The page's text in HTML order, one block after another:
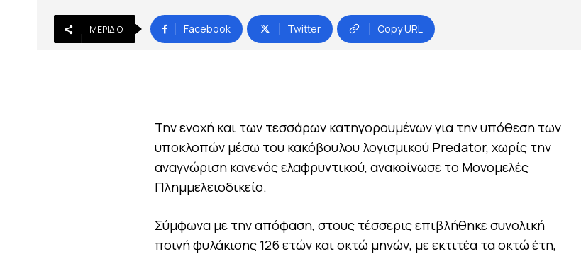
ΜΕΡΊΔΙΟ Facebook Twitter Copy URL
Την ενοχή και των τεσσάρων κατηγορουμένων για την υπόθεση των
υποκλοπών μέσω του κακόβουλου λογισμικού Predator, χωρίς την
αναγνώριση κανενός ελαφρυντικού, ανακοίνωσε το Μονομελές
Πλημμελειοδικείο.
Σύμφωνα με την απόφαση, στους τέσσερις επιβλήθηκε συνολική
ποινή φυλάκισης 126 ετών και οκτώ μηνών, με εκτιτέα τα οκτώ έτη,